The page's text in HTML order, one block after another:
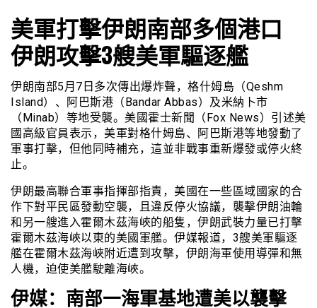
美軍打擊伊朗南部多個港口
伊朗攻擊3艘美軍驅逐艦
伊朗南部5月7日多次傳出爆炸聲，格什姆島（Qeshm
Island）、阿巴斯港（Bandar Abbas）及米納卜市
（Minab）等地受襲。美國霍士新聞（Fox News）引述美
國高級官員表示，美軍對格什姆島、阿巴斯港等地發動了
軍事打擊，但他同時補充，這並非戰事重新爆發或停火終
止。
伊朗最高聯合軍事指揮部指責，美國在一些區域國家的合
作下對平民區發動空襲，且違反停火協議，襲擊伊朗油輪
和另一艘進入霍爾木茲海峽的船隻，伊朗武裝力量已打擊
霍爾木茲海峽以東的美國軍艦。伊媒報道，3艘美軍驅逐
艦在霍爾木茲海峽附近遭到攻擊，伊朗海軍使用導彈和無
人機，迫使美艦駛離海峽。
伊媒：南部一海軍基地遭美以襲擊